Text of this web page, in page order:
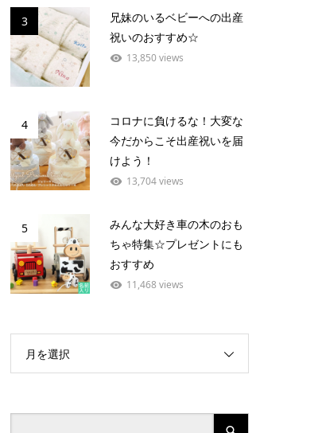
3
兄妹のいるベビーへの出産
祝いのおすすめ☆
13,850 views
4
コロナに負けるな！大変な
今だからこそ出産祝いを届
けよう！
13,704 views
5
みんな大好き車の木のおも
ちゃ特集☆プレゼントにも
おすすめ
11,468 views
月を選択